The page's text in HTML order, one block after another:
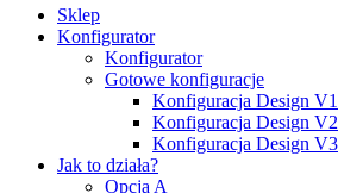
Sklep
Konfigurator
Konfigurator
Gotowe konfiguracje
Konfiguracja Design V1
Konfiguracja Design V2
Konfiguracja Design V3
Jak to działa?
Opcja A